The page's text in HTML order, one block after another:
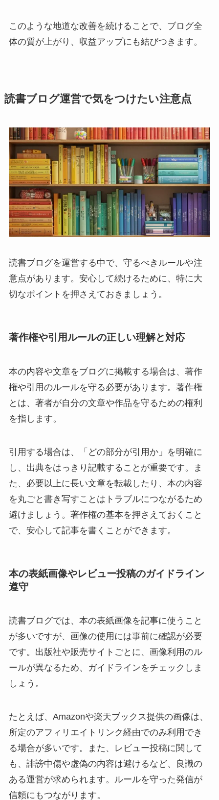
このような地道な改善を続けることで、ブログ全
体の質が上がり、収益アップにも結びつきます。
読書ブログ運営で気をつけたい注意点
読書ブログを運営する中で、守るべきルールや注
意点があります。安心して続けるために、特に大
切なポイントを押さえておきましょう。
著作権や引用ルールの正しい理解と対応
本の内容や文章をブログに掲載する場合は、著作
権や引用のルールを守る必要があります。著作権
とは、著者が自分の文章や作品を守るための権利
を指します。
引用する場合は、「どの部分が引用か」を明確に
し、出典をはっきり記載することが重要です。ま
た、必要以上に長い文章を転載したり、本の内容
を丸ごと書き写すことはトラブルにつながるため
避けましょう。著作権の基本を押さえておくこと
で、安心して記事を書くことができます。
本の表紙画像やレビュー投稿のガイドライン
遵守
読書ブログでは、本の表紙画像を記事に使うこと
が多いですが、画像の使用には事前に確認が必要
です。出版社や販売サイトごとに、画像利用のル
ールが異なるため、ガイドラインをチェックしま
しょう。
たとえば、Amazonや楽天ブックス提供の画像は、
所定のアフィリエイトリンク経由でのみ利用でき
る場合が多いです。また、レビュー投稿に関して
も、誹謗中傷や虚偽の内容は避けるなど、良識の
ある運営が求められます。ルールを守った発信が
信頼にもつながります。